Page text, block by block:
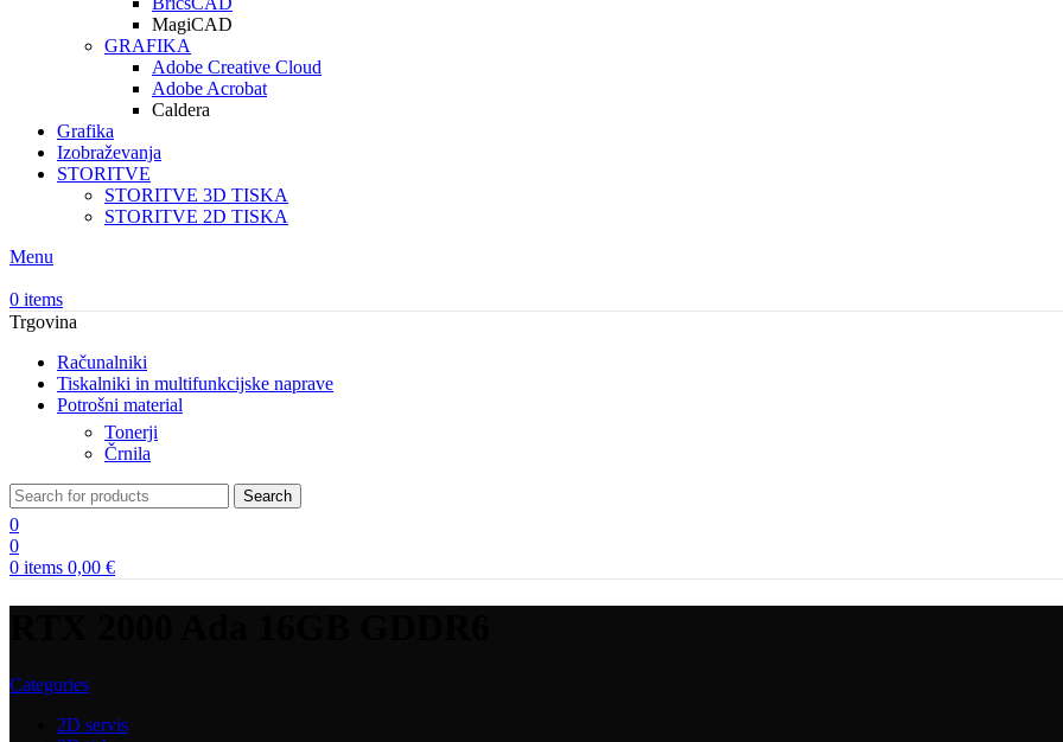
MagiCAD
GRAFIKA
Adobe Creative Cloud
Adobe Acrobat
Caldera
Grafika
Izobraževanja
STORITVE
STORITVE 3D TISKA
STORITVE 2D TISKA
Menu
0 items
Trgovina
Računalniki
Tiskalniki in multifunkcijske naprave
Potrošni material
Tonerji
Črnila
Search
0
0
0 items 0,00 €
Categories
2D servis